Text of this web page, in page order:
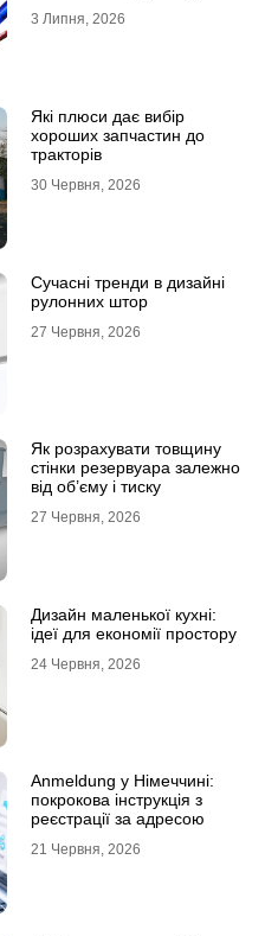
3 Липня, 2026
Які плюси дає вибір
хороших запчастин до
тракторів
30 Червня, 2026
Сучасні тренди в дизайні
рулонних штор
27 Червня, 2026
Як розрахувати товщину
стінки резервуара залежно
від об’єму і тиску
27 Червня, 2026
Дизайн маленької кухні:
ідеї для економії простору
24 Червня, 2026
Anmeldung у Німеччині:
покрокова інструкція з
реєстрації за адресою
21 Червня, 2026